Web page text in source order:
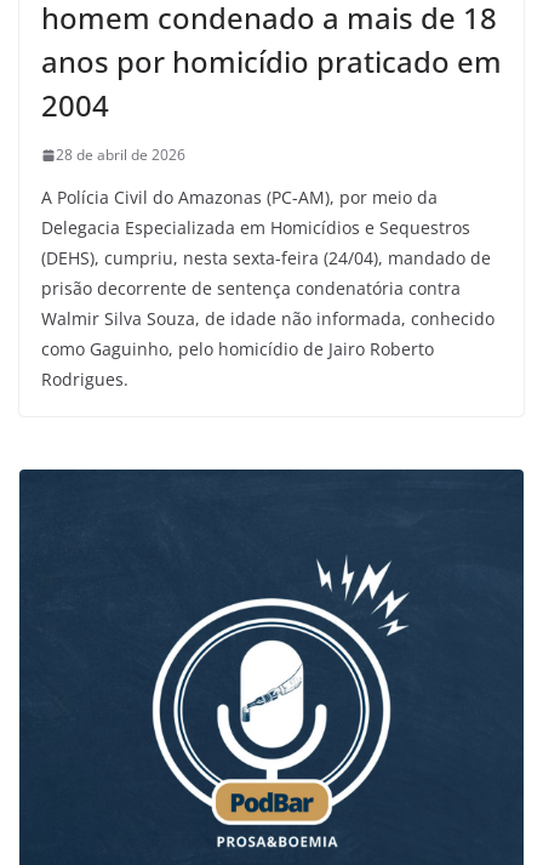
homem condenado a mais de 18
anos por homicídio praticado em
2004
28 de abril de 2026
A Polícia Civil do Amazonas (PC-AM), por meio da
Delegacia Especializada em Homicídios e Sequestros
(DEHS), cumpriu, nesta sexta-feira (24/04), mandado de
prisão decorrente de sentença condenatória contra
Walmir Silva Souza, de idade não informada, conhecido
como Gaguinho, pelo homicídio de Jairo Roberto
Rodrigues.